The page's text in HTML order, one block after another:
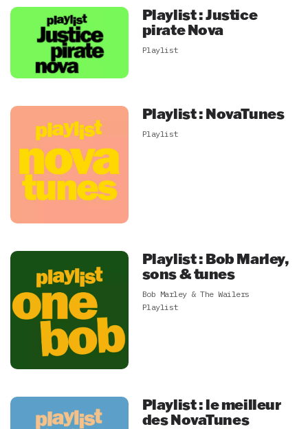
Playlist : Justice
pirate Nova
Playlist
Playlist : NovaTunes
Playlist
Playlist : Bob Marley,
sons & tunes
Bob Marley & The Wailers
Playlist
Playlist : le meilleur
des NovaTunes